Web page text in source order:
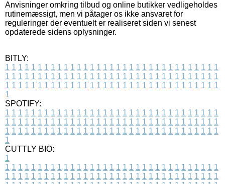
Anvisninger omkring tilbud og online butikker vedligeholdes
rutinemæssigt, men vi påtager os ikke ansvaret for
reguleringer der eventuelt er realiseret siden vi senest
opdaterede sidens oplysninger.
BITLY:
1 1 1 1 1 1 1 1 1 1 1 1 1 1 1 1 1 1 1 1 1 1 1 1 1 1 1 1 1 1 1 1 1
1 1 1 1 1 1 1 1 1 1 1 1 1 1 1 1 1 1 1 1 1 1 1 1 1 1 1 1 1 1 1 1 1
1 1 1 1 1 1 1 1 1 1 1 1 1 1 1 1 1 1 1 1 1 1 1 1 1 1 1 1 1 1 1 1 1
1
SPOTIFY:
1 1 1 1 1 1 1 1 1 1 1 1 1 1 1 1 1 1 1 1 1 1 1 1 1 1 1 1 1 1 1 1 1
1 1 1 1 1 1 1 1 1 1 1 1 1 1 1 1 1 1 1 1 1 1 1 1 1 1 1 1 1 1 1 1 1
1 1 1 1 1 1 1 1 1 1 1 1 1 1 1 1 1 1 1 1 1 1 1 1 1 1 1 1 1 1 1 1 1
1
CUTTLY BIO:
1
1 1 1 1 1 1 1 1 1 1 1 1 1 1 1 1 1 1 1 1 1 1 1 1 1 1 1 1 1 1 1 1 1
1 1 1 1 1 1 1 1 1 1 1 1 1 1 1 1 1 1 1 1 1 1 1 1 1 1 1 1 1 1 1 1 1